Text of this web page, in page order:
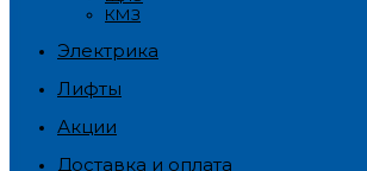
КМЗ
Электрика
Лифты
Акции
Доставка и оплата